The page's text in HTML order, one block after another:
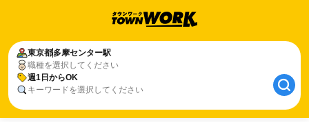
東京都多摩センター駅
職種を選択してください
週1日からOK
キーワードを選択してください